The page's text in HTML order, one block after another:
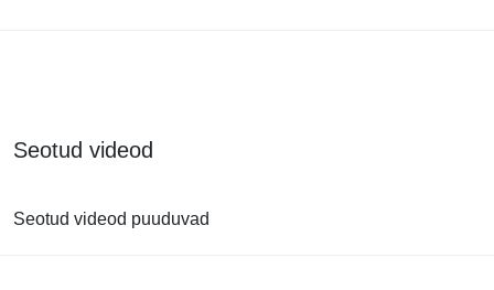
Seotud videod
Seotud videod puuduvad